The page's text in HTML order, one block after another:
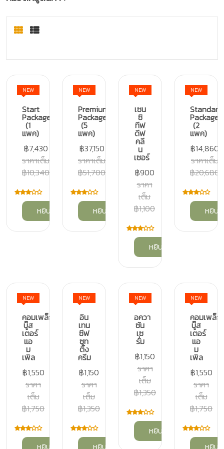
NEW
Start
Package
(1
แพค)
฿7,430
ราคาเต็ม
฿10,340
หยิบลงตะกร้า
NEW
Premium
Package
(5
แพค)
฿37,150
ราคาเต็ม
฿51,700
หยิบลงตะกร้า
NEW
เซน
ซิ
ทีฟ
ดีฟ
คลี
น
เซอร์
฿900
ราคา
เต็ม
฿1,100
หยิบลงตะกร้า
NEW
Standard
Package
(2
แพค)
฿14,860
ราคาเต็ม
฿20,680
หยิบ
NEW
คอมเพล็กซ์
บู๊ส
เตอร์
แอ
ม
เพิล
฿1,550
ราคา
เต็ม
฿1,750
หยิบลงตะกร้า
NEW
อิน
เทน
ซีฟ
ซูท
ติ้ง
ครีม
฿1,150
ราคา
เต็ม
฿1,350
หยิบลงตะกร้า
NEW
อควา
ซัน
เซ
รั่ม
฿1,150
ราคา
เต็ม
฿1,350
หยิบลงตะกร้า
NEW
คอมเพล็ก
บู๊ส
เตอร์
แอ
ม
เพิล
฿1,550
ราคา
เต็ม
฿1,750
หยิบ